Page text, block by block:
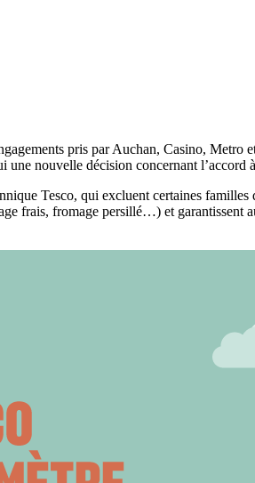
pris par Auchan, Casino, Metro
une nouvelle décision concernant l’accord
Tesco, qui excluent certaines
frais, fromage persillé…) et garantissent